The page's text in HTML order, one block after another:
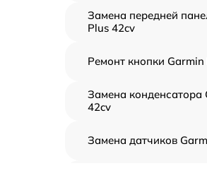
Замена передней
Plus 42cv
Ремонт кнопки
Замена конденсатора
42cv
Замена датчиков